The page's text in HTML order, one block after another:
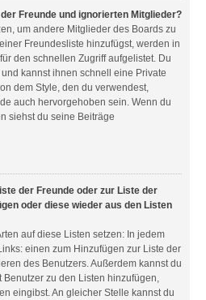
Freunde und ignorierten Mitglieder?
um andere Mitglieder des Boards zu
Freundesliste hinzufügst, werden in
den schnellen Zugriff aufgelistet. Du
kannst ihnen schnell eine Private
dem Style, den du verwendest,
auch hervorgehoben sein. Wenn du
siehst du seine Beiträge
der Freunde oder zur Liste der
oder diese wieder aus den Listen
auf diese Listen setzen: In jedem
einen zum Hinzufügen zur Liste der
des Benutzers. Außerdem kannst du
zu den Listen hinzufügen,
eingibst. An gleicher Stelle kannst du